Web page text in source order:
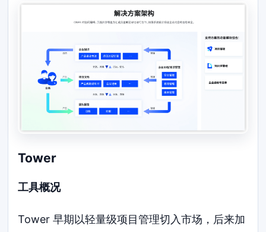
Tower
工具概况
Tower 早期以轻量级项目管理切入市场，后来加